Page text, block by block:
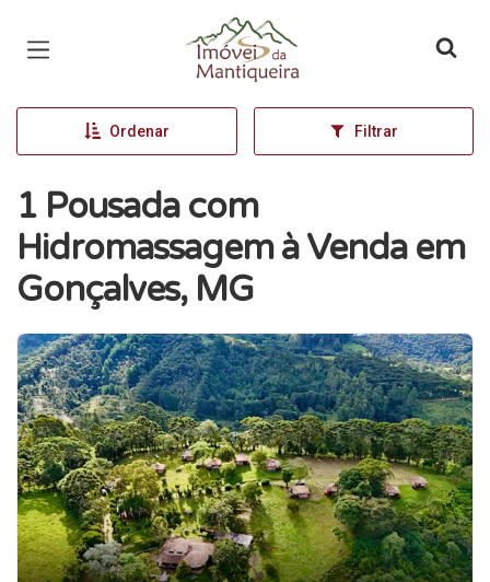
Página inicial
Ordenar Filtrar
1 Pousada com
Hidromassagem à Venda em
Gonçalves, MG